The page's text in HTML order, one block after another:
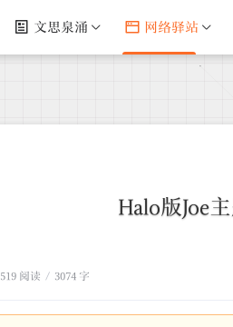
文思泉涌 网络驿站
Halo版Joe
519 阅读 / 3074 字